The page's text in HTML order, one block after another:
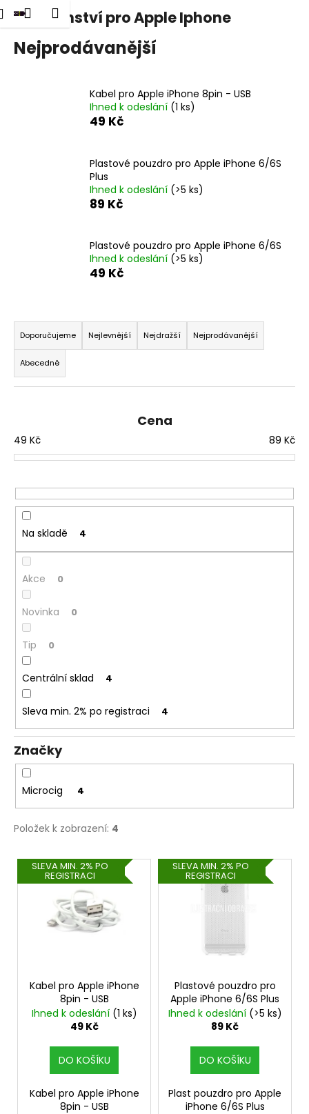
Přejít
na
obsah
Přihlášení
Nákupní
košík
Menu
Přílušenství pro Apple Iphone
Nejprodávanější
Kabel pro Apple iPhone 8pin - USB
Ihned k odeslání (1 ks)
49 Kč
Plastové pouzdro pro Apple iPhone 6/6S
Plus
Ihned k odeslání (>5 ks)
89 Kč
Plastové pouzdro pro Apple iPhone 6/6S
Ihned k odeslání (>5 ks)
49 Kč
Ř
a
z
e
n
r
o
u
k
ů
Doporučujeme Nejlevnější Nejdražší Nejprodávanější
Abecedně
Cena
49 Kč 89 Kč
Na skladě 4
Akce 0
Novinka 0
Tip 0
Centrální sklad 4
Sleva min. 2% po registraci 4
Značky
Microcig 4
Položek k zobrazení: 4
V
ý
SLEVA MIN. 2% PO
REGISTRACI
Kabel pro Apple iPhone
8pin - USB
Ihned k odeslání (1 ks)
49 Kč
DO KOŠÍKU
Kabel pro Apple iPhone
8pin - USB
SLEVA MIN. 2% PO
REGISTRACI
Plastové pouzdro pro
Apple iPhone 6/6S Plus
Ihned k odeslání (>5 ks)
89 Kč
DO KOŠÍKU
Plast pouzdro pro Apple
iPhone 6/6S Plus
K
o
a
j
t
D
p
u
u
m
ASPIRE
BVC
ŽHAVÍCÍ
HLAVA
1,8OHM
Kč